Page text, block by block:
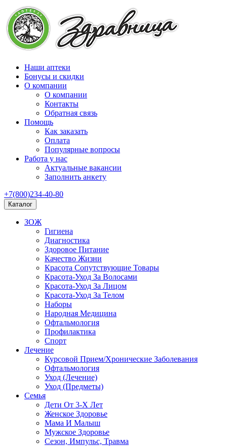
Наши аптеки
Бонусы и скидки
О компании
О компании
Контакты
Обратная связь
Помощь
Как заказать
Оплата
Популярные вопросы
Работа у нас
Актуальные вакансии
Заполнить анкету
+7(800)234-40-80
Каталог
ЗОЖ
Гигиена
Диагностика
Здоровое Питание
Качество Жизни
Красота Сопутствующие Товары
Красота-Уход За Волосами
Красота-Уход За Лицом
Красота-Уход За Телом
Наборы
Народная Медицина
Офтальмология
Профилактика
Спорт
Лечение
Курсовой Прием/Хронические Заболевания
Офтальмология
Уход (Лечение)
Уход (Предметы)
Семья
Дети От 3-Х Лет
Женское Здоровье
Мама И Малыш
Мужское Здоровье
Сезон, Импульс, Травма